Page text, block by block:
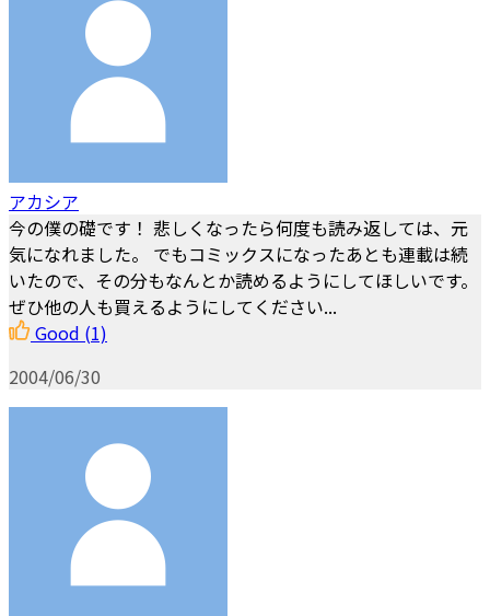
アカシア
今の僕の礎です！ 悲しくなったら何度も読み返しては、元
気になれました。 でもコミックスになったあとも連載は続
いたので、その分もなんとか読めるようにしてほしいです。
ぜひ他の人も買えるようにしてください...
Good (1)
2004/06/30